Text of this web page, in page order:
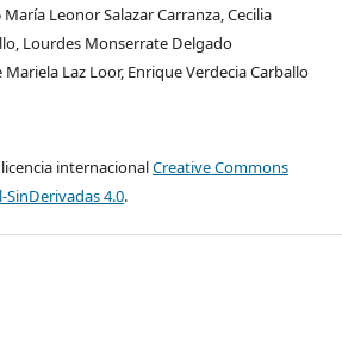
Leonor Salazar Carranza, Cecilia
Lourdes Monserrate Delgado
Laz Loor, Enrique Verdecia Carballo
internacionalCreative Commons
4.0.